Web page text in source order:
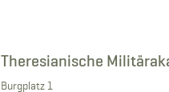
Theresianische
Burgplatz 1